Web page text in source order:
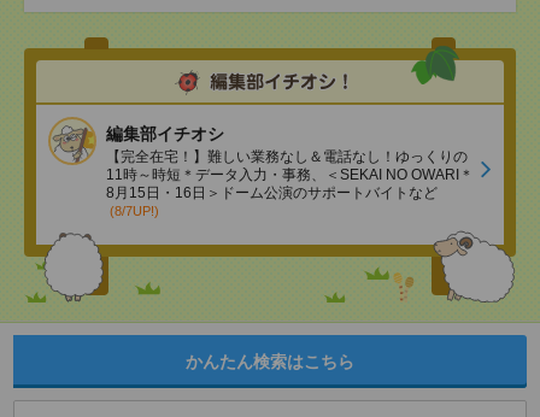
編集部イチオシ
【完全在宅！】難しい業務なし＆電話なし！ゆっくりの
11時～時短＊データ入力・事務、＜SEKAI NO OWARI＊
8月15日・16日＞ドーム公演のサポートバイトなど
(8/7UP!)
かんたん検索はこちら